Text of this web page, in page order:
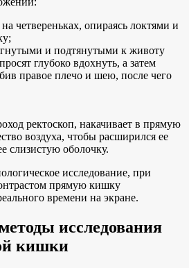
четвереньках, опираясь локтями и
и подтянутыми к животу
глубоко вдохнуть, а затем
правое плечо и шею, после чего
ректоскоп, накачивает в прямую
воздуха, чтобы расширился ее
слизистую оболочку.
исследование, при
прямую кишку
времени на экране.
исследования
кишки